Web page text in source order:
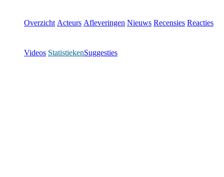
Overzicht Acteurs Afleveringen Nieuws Recensies Reacties
Videos StatistiekenSuggesties